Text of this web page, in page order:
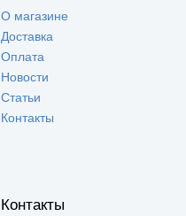
О магазине
Доставка
Оплата
Новости
Статьи
Контакты
Контакты